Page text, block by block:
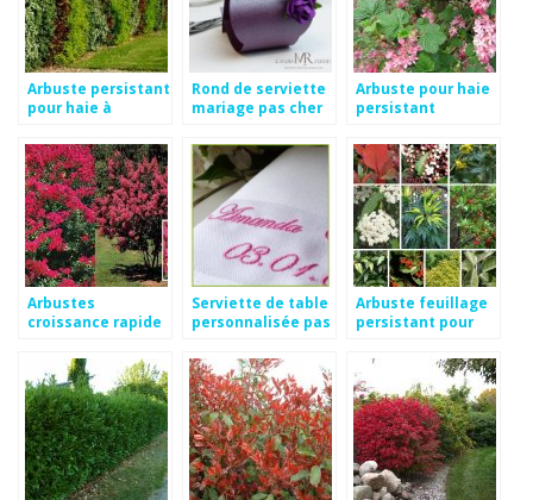
Arbuste persistant
pour haie à
Rond de serviette
mariage pas cher
Arbuste pour haie
persistant
Arbustes
croissance rapide
Serviette de table
personnalisée pas
Arbuste feuillage
persistant pour